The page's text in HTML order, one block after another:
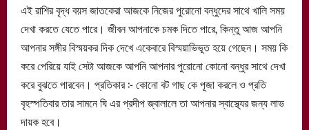
এই রাশির বৃদ্ধ বয়স জাতকেরা আজকে নিজের পুরোনো বন্ধুদের সাথে খালি সময়
দেখা করতে যেতে পারে। জীবন আপনাকে চমক দিতে পারে, কিন্তু আজ আপনি
আপনার সঙ্গীর বিস্ময়কর দিক দেখে একেবারে বিস্ময়াভিভূত হয়ে গেছেন। সময় কি
করে পেরিয়ে যাই সেটা আজকে আপনি আপনার পুরোনো কোনো বন্ধুর সাথে দেখা
করে বুঝতে পারবেন। প্রতিকার :- কোনো বট গাছ কে পূজা করলে ও প্রতি
বৃহস্পতিবার তার সামনে ঘি এর প্রদীপ জ্বালালে তা আপনার স্বাস্থ্যের জন্য লাভ
দায়ক হবে।